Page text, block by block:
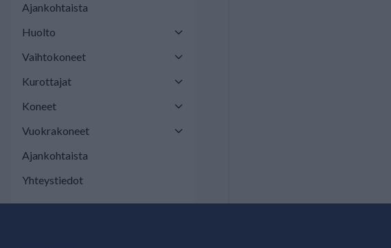
Ajankohtaista
Huolto
Vaihtokoneet
Kurottajat
Koneet
Vuokrakoneet
Ajankohtaista
Yhteystiedot